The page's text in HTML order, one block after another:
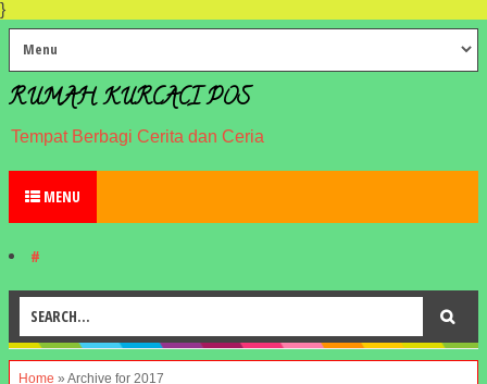
}
RUMAH KURCACI POS
Tempat Berbagi Cerita dan Ceria
MENU
#
Home » Archive for 2017